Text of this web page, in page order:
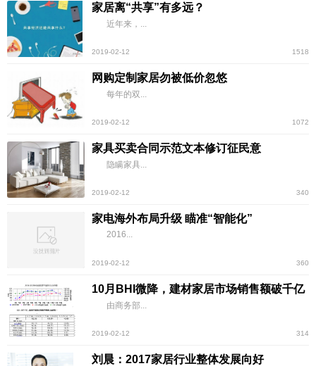
家居离“共享”有多远？
近年来，...
2019-02-12 1518
网购定制家居勿被低价忽悠
每年的双...
2019-02-12 1072
家具买卖合同示范文本修订征民意
隐瞒家具...
2019-02-12 340
家电海外布局升级 瞄准“智能化”
2016...
2019-02-12 360
10月BHI微降，建材家居市场销售额破千亿
由商务部...
2019-02-12 314
刘晨：2017家居行业整体发展向好